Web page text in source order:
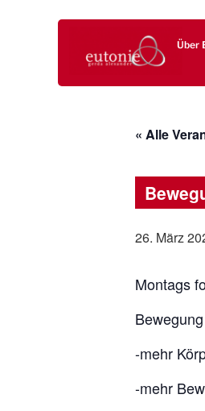
Über
« Alle
26. März
Montags
-mehr
-mehr